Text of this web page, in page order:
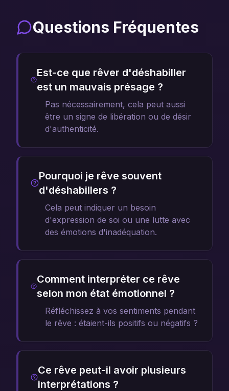
Questions Fréquentes
Est-ce que rêver d'déshabiller
est un mauvais présage ?
Pas nécessairement, cela peut aussi
être un signe de libération ou de désir
d'authenticité.
Pourquoi je rêve souvent
d'déshabillers ?
Cela peut indiquer un besoin
d'expression de soi ou une lutte avec
des émotions d'inadéquation.
Comment interpréter ce rêve
selon mon état émotionnel ?
Réfléchissez à vos sentiments pendant
le rêve : étaient-ils positifs ou négatifs ?
Ce rêve peut-il avoir plusieurs
interprétations ?